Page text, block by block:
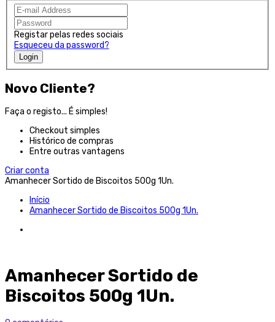
Registar pelas redes sociais
Esqueceu da password?
Login
Novo Cliente?
Faça o registo... É simples!
Checkout simples
Histórico de compras
Entre outras vantagens
Criar conta
Amanhecer Sortido de Biscoitos 500g 1Un.
Início
Amanhecer Sortido de Biscoitos 500g 1Un.
Amanhecer Sortido de
Biscoitos 500g 1Un.